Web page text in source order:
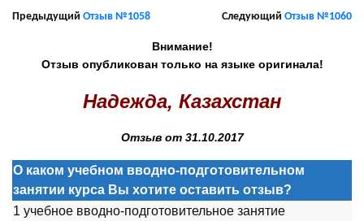
Предыдущий Отзыв №1058 Следующий Отзыв №1060
Внимание!
Отзыв опубликован только на языке оригинала!
Надежда, Казахстан
Отзыв от 31.10.2017
О каком учебном вводно-подготовительном
занятии курса Вы хотите оставить отзыв?
1 учебное вводно-подготовительное занятие